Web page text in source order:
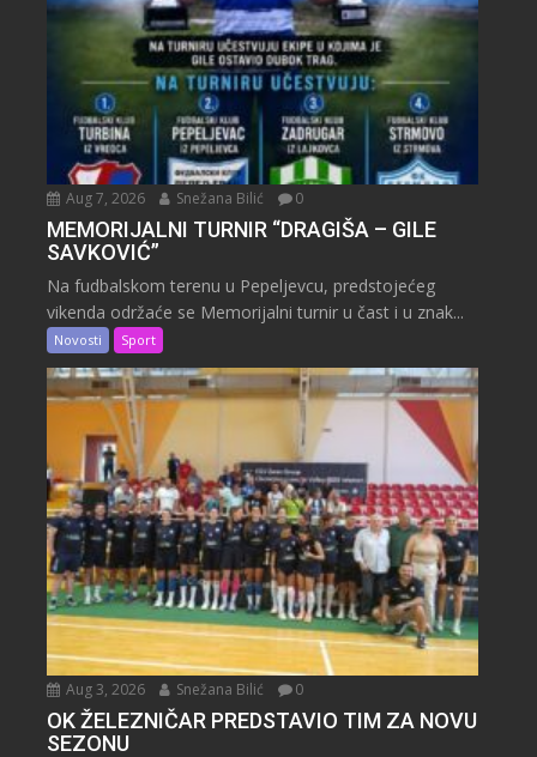
Aug 7, 2026 Snežana Bilić 0
MEMORIJALNI TURNIR “DRAGIŠA – GILE
SAVKOVIĆ”
Na fudbalskom terenu u Pepeljevcu, predstojećeg
vikenda održaće se Memorijalni turnir u čast i u znak...
Novosti Sport
Aug 3, 2026 Snežana Bilić 0
OK ŽELEZNIČAR PREDSTAVIO TIM ZA NOVU
SEZONU